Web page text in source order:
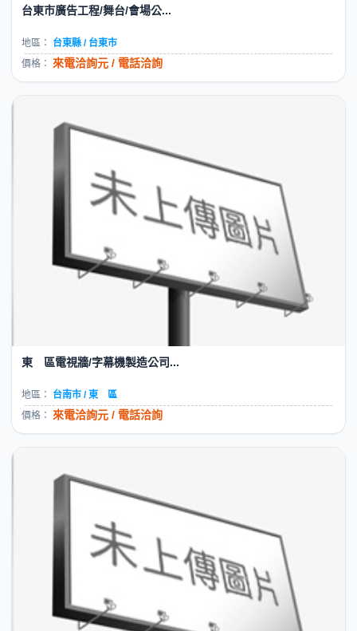
台東市廣告工程/舞台/會場公...
地區：
台東縣 / 台東市
價格： 來電洽詢元 / 電話洽詢
東 區電視牆/字幕機製造公司...
地區：
台南市 / 東 區
價格： 來電洽詢元 / 電話洽詢